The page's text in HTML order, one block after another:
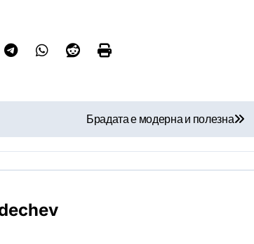
Брадата е модерна и полезна